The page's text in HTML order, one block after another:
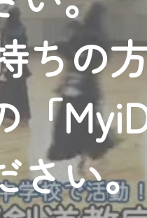
ちの
「
さい。
者様へのサービス向上
ただくには、一部コン
『CCNetマイページ※
しくお願いいたします
は、MyIDが必要となり
を含むCCNetの各種サ
ールアドレスで設定で
メールアドレスでも作
MyIDの新規登録はこち
は引き続きご視聴い